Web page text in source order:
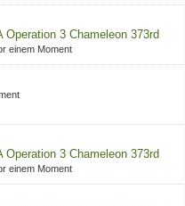
Operation 3 Chameleon 373rd
einem Moment
Operation 3 Chameleon 373rd
einem Moment